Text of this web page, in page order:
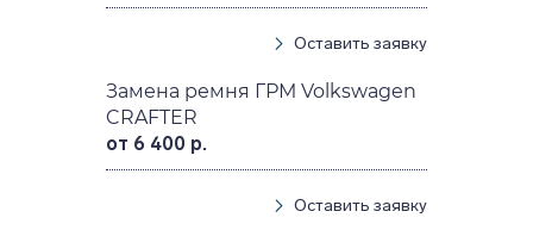
Оставить заявку
Замена ремня ГРМ Volkswagen
CRAFTER
от 6 400 р.
Оставить заявку